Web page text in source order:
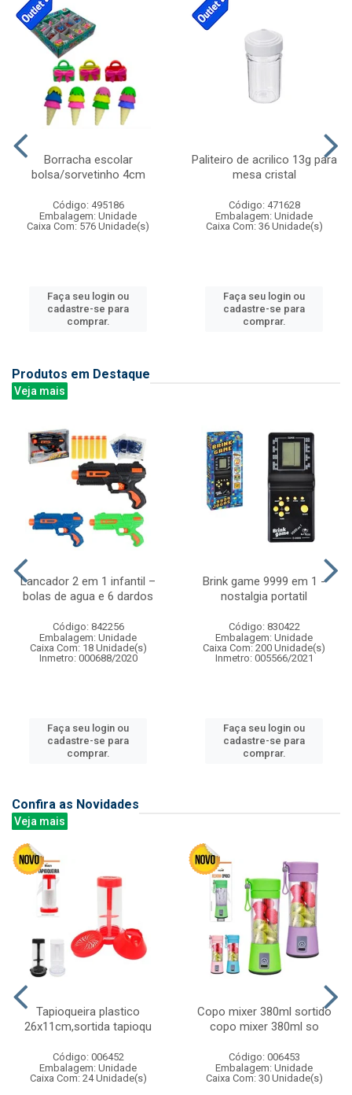
Borracha escolar
bolsa/sorvetinho 4cm
Código: 495186
Embalagem: Unidade
Caixa Com: 576 Unidade(s)
Faça seu login ou
cadastre-se para
comprar.
Paliteiro de acrilico 13g para
mesa cristal
Código: 471628
Embalagem: Unidade
Caixa Com: 36 Unidade(s)
Faça seu login ou
cadastre-se para
comprar.
Produtos em Destaque
Veja mais
Lancador 2 em 1 infantil –
bolas de agua e 6 dardos
Código: 842256
Embalagem: Unidade
Caixa Com: 18 Unidade(s)
Inmetro: 000688/2020
Faça seu login ou
cadastre-se para
comprar.
Brink game 9999 em 1 -
nostalgia portatil
Código: 830422
Embalagem: Unidade
Caixa Com: 200 Unidade(s)
Inmetro: 005566/2021
Faça seu login ou
cadastre-se para
comprar.
Confira as Novidades
Veja mais
Tapioqueira plastico
26x11cm,sortida tapioqu
Código: 006452
Embalagem: Unidade
Caixa Com: 24 Unidade(s)
Copo mixer 380ml sortido
copo mixer 380ml so
Código: 006453
Embalagem: Unidade
Caixa Com: 30 Unidade(s)